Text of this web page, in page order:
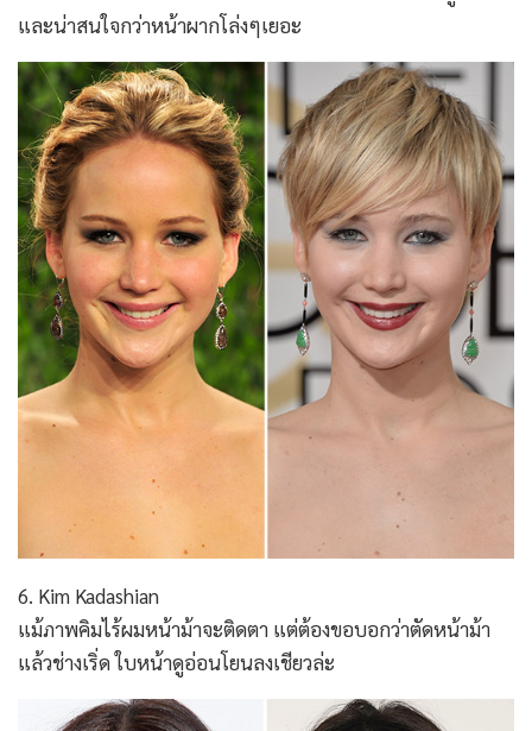
และน่าสนใจกว่าหน้าผากโล่งๆเยอะ
6. Kim Kadashian
แม้ภาพคิมไร้ผมหน้าม้าจะติดตา แต่ต้องขอบอกว่าตัดหน้าม้า
แล้วช่างเริ่ด ใบหน้าดูอ่อนโยนลงเชียวล่ะ